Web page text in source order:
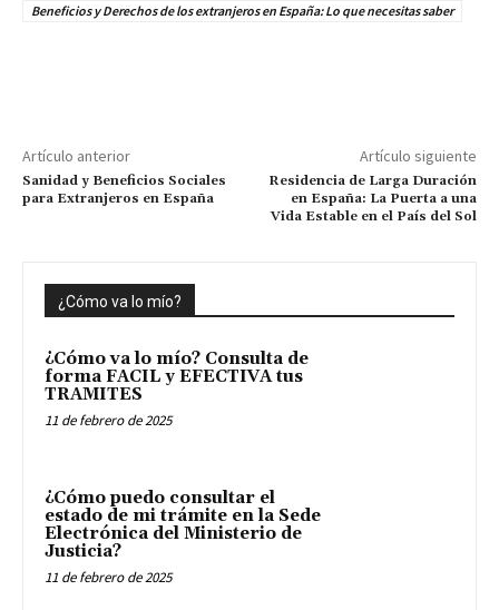
Beneficios y Derechos de los extranjeros en España: Lo que necesitas saber
Artículo anterior
Sanidad y Beneficios Sociales
para Extranjeros en España
Artículo siguiente
Residencia de Larga Duración
en España: La Puerta a una
Vida Estable en el País del Sol
¿Cómo va lo mío?
¿Cómo va lo mío? Consulta de
forma FACIL y EFECTIVA tus
TRAMITES
11 de febrero de 2025
¿Cómo puedo consultar el
estado de mi trámite en la Sede
Electrónica del Ministerio de
Justicia?
11 de febrero de 2025